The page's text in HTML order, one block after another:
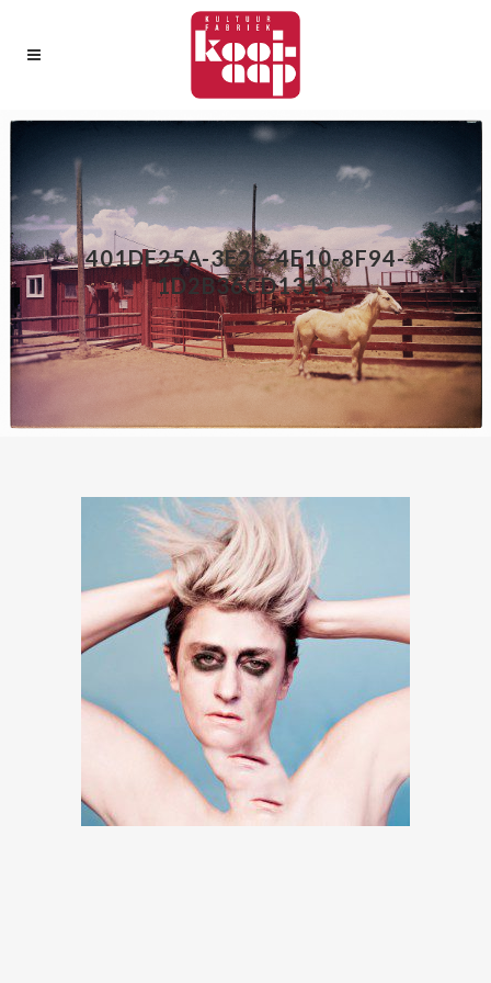
401DF25A-3E2C-4E10-8F94-
1D2B36CD1313